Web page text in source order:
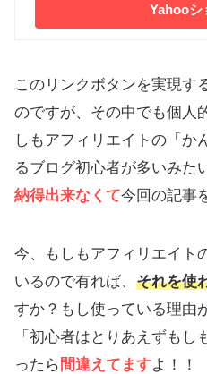
Yahooシ
このリンクボタンを実現す
のですが、その中でも個人
しもアフィリエイトの「か
るブログ初心者が多いみた
納得出来なくて今回の記事
今、もしもアフィリエイト
いるので有れば、 それを使
すか？もし使っている理由
「初心者はとりあえずも
ったら 間違えてますよ！！